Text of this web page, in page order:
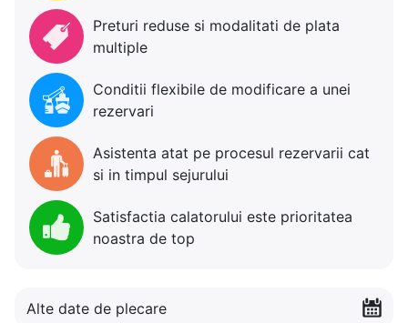
Preturi reduse si modalitati de plata
multiple
Conditii flexibile de modificare a unei
rezervari
Asistenta atat pe procesul rezervarii cat
si in timpul sejurului
Satisfactia calatorului este prioritatea
noastra de top
Alte date de plecare